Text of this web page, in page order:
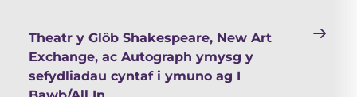
Theatr y Glôb Shakespeare, New Art
Exchange, ac Autograph ymysg y
sefydliadau cyntaf i ymuno ag I